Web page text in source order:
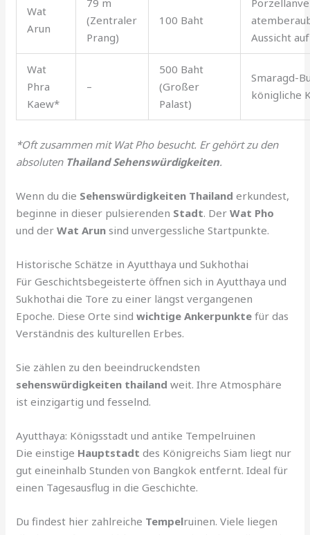
Wat
Arun
79 m
(Zentraler
Prang)
100 Baht
Aussicht
Wat
Phra
Kaew*
–
500 Baht
(Großer
Palast)
Smaragd-
königliche
*Oft zusammen mit Wat Pho besucht. Er gehört zu den
absoluten Thailand Sehenswürdigkeiten.
Wenn du die Sehenswürdigkeiten Thailand erkundest,
beginne in dieser pulsierenden Stadt. DerWat Pho
und derWat Arun sind unvergessliche Startpunkte.
Historische Schätze in Ayutthaya und Sukhothai
Für Geschichtsbegeisterte öffnen sich in Ayutthaya und
Sukhothai die Tore zu einer längst vergangenen
Epoche. Diese Orte sindwichtige Ankerpunkte für das
Verständnis des kulturellen Erbes.
Sie zählen zu den beeindruckendsten
sehenswürdigkeiten thailand weit. Ihre Atmosphäre
ist einzigartig und fesselnd.
Ayutthaya: Königsstadt und antike Tempelruinen
Die einstige Hauptstadt des Königreichs Siam liegt nur
gut eineinhalb Stunden von Bangkok entfernt. Ideal für
einen Tagesausflug in die Geschichte.
Du findest hier zahlreiche Tempelruinen. Viele liegen